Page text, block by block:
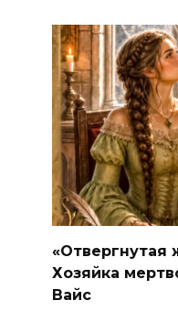
«Отвергнутая
Хозяйка
Вайс